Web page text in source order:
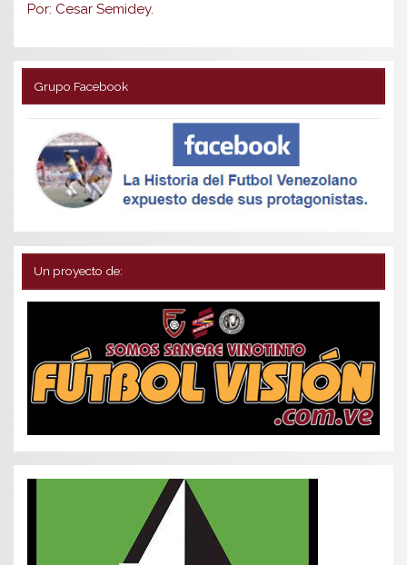
Por: Cesar Semidey.
Grupo Facebook
Un proyecto de: